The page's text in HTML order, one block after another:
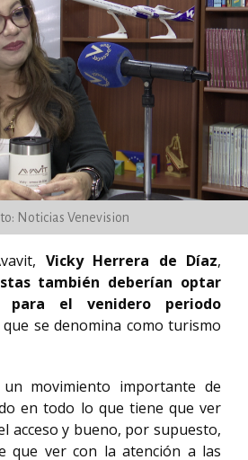
Noticias Venevision
Vicky Herrera de Díaz,
también deberían optar
el venidero periodo
se denomina como turismo
movimiento importante de
en todo lo que tiene que ver
acceso y bueno, por supuesto,
que ver con la atención a las